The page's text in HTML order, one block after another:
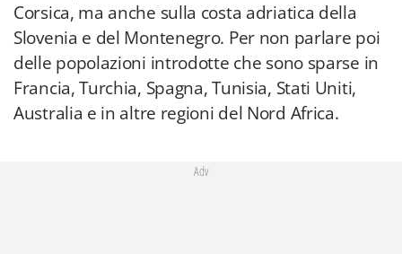
Corsica, ma anche sulla costa adriatica della
Slovenia e del Montenegro. Per non parlare poi
delle popolazioni introdotte che sono sparse in
Francia, Turchia, Spagna, Tunisia, Stati Uniti,
Australia e in altre regioni del Nord Africa.
Adv